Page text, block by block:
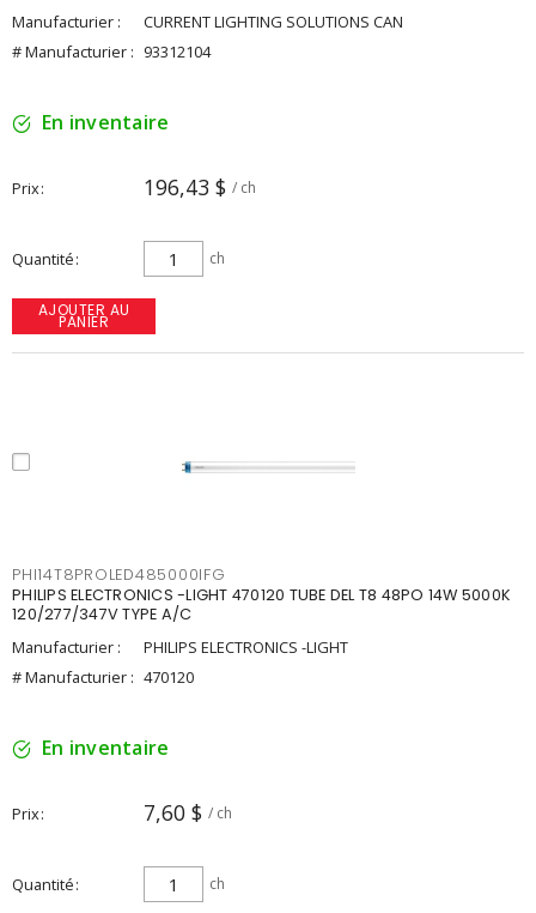
Manufacturier :
CURRENT LIGHTING SOLUTIONS CAN
# Manufacturier : 93312104
En inventaire
Prix 196,43 $ / ch
Quantité ch
AJOUTER AU
PANIER
PHI14T8PROLED485000IFG
PHILIPS ELECTRONICS -LIGHT 470120 TUBE DEL T8 48PO 14W 5000K
120/277/347V TYPE A/C
Manufacturier :
PHILIPS ELECTRONICS -LIGHT
# Manufacturier : 470120
En inventaire
Prix 7,60 $ / ch
Quantité ch